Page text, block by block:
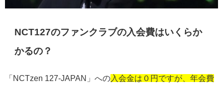
NCT127のファンクラブの入会費はいくらか
かるの？
「NCTzen 127-JAPAN」への 入会金は０円ですが、年会費